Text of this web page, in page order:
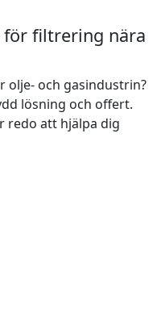
för filtrering nära
olje- och gasindustrin?
lösning och offert.
redo att hjälpa dig